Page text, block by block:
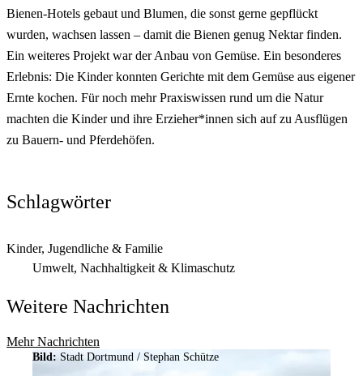
Bienen-Hotels gebaut und Blumen, die sonst gerne gepflückt
wurden, wachsen lassen – damit die Bienen genug Nektar finden.
Ein weiteres Projekt war der Anbau von Gemüse. Ein besonderes
Erlebnis: Die Kinder konnten Gerichte mit dem Gemüse aus eigener
Ernte kochen. Für noch mehr Praxiswissen rund um die Natur
machten die Kinder und ihre Erzieher*innen sich auf zu Ausflügen
zu Bauern- und Pferdehöfen.
Schlagwörter
Kinder, Jugendliche & Familie
Umwelt, Nachhaltigkeit & Klimaschutz
Weitere Nachrichten
Mehr Nachrichten
Bild: Stadt Dortmund / Stephan Schütze